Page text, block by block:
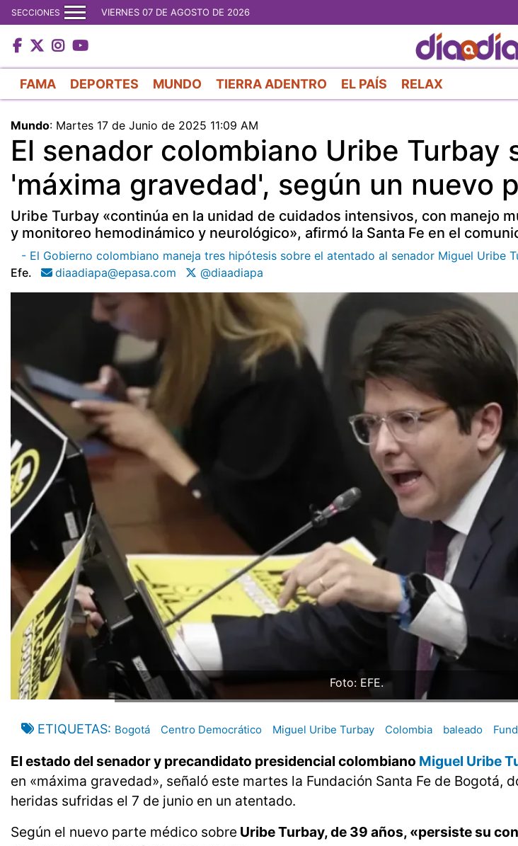
al
principal
SECCIONES VIERNES 07 DE AGOSTO DE 2026
FAMA DEPORTES MUNDO TIERRA ADENTRO EL PAÍS RELAX
Mundo: Martes 17 de Junio de 2025 11:09 AM
El senador colombiano Uribe Turbay
'máxima gravedad', según un nuevo
Uribe Turbay «continúa en la unidad de cuidados intensivos, con manejo
y monitoreo hemodinámico y neurológico», afirmó la Santa Fe en el
- El Gobierno colombiano maneja tres hipótesis sobre el atentado al senador Miguel Uribe
Efe.
diaadiapa@epasa.com @diaadiapa
Foto: EFE.
ETIQUETAS Bogotá Centro Democrático Miguel Uribe Turbay Colombia baleado
El estado del senador y precandidato presidencial colombiano Miguel Uribe
en «máxima gravedad», señaló este martes la Fundación Santa Fe de Bogotá,
heridas sufridas el 7 de junio en un atentado.
Según el nuevo parte médico sobre Uribe Turbay, de 39 años, «persiste su